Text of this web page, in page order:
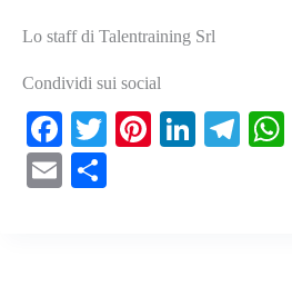
Lo staff di Talentraining Srl
Condividi sui social
Fa
ce
bo
T
Pi
Li
Te
E